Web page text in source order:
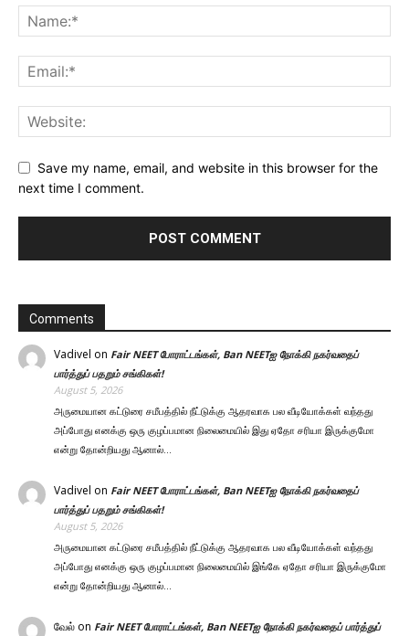
Save my name, email, and website in this browser for the
next time I comment.
Comments
Vadivel on Fair NEET போராட்டங்கள், Ban NEETஐ நோக்கி நகர்வதைப்
பார்த்துப் பதறும் சங்கிகள்!
August 5, 2026
அருமையான கட்டுரை சமீபத்தில் நீட்டுக்கு ஆதரவாக பல வீடியோக்கள் வந்தது
அப்போது எனக்கு ஒரு குழப்பமான நிலைமையில் இது ஏதோ சரியா இருக்குமோ
என்று தோன்றியது ஆனால்…
Vadivel on Fair NEET போராட்டங்கள், Ban NEETஐ நோக்கி நகர்வதைப்
பார்த்துப் பதறும் சங்கிகள்!
August 5, 2026
அருமையான கட்டுரை சமீபத்தில் நீட்டுக்கு ஆதரவாக பல வீடியோக்கள் வந்தது
அப்போது எனக்கு ஒரு குழப்பமான நிலைமையில் இங்கே ஏதோ சரியா இருக்குமோ
என்று தோன்றியது ஆனால்…
வேல் on Fair NEET போராட்டங்கள், Ban NEETஐ நோக்கி நகர்வதைப் பார்த்துப்